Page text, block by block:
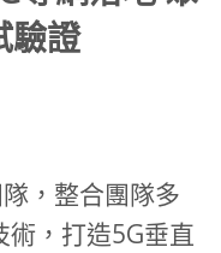
驗證
，整合團隊多
術，打造5G垂直